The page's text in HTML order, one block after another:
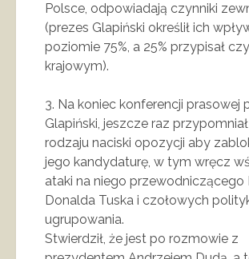
Polsce, odpowiadają czynniki
(prezes Glapiński określił ich
poziomie 75%, a 25% przypisał
krajowym).
3. Na koniec konferencji prasowej
Glapiński, jeszcze raz
rodzaju naciski opozycji aby
jego kandydaturę, w tym wręcz
ataki na niego
Donalda Tuska i czołowych
ugrupowania.
Stwierdził, że jest po rozmowie z